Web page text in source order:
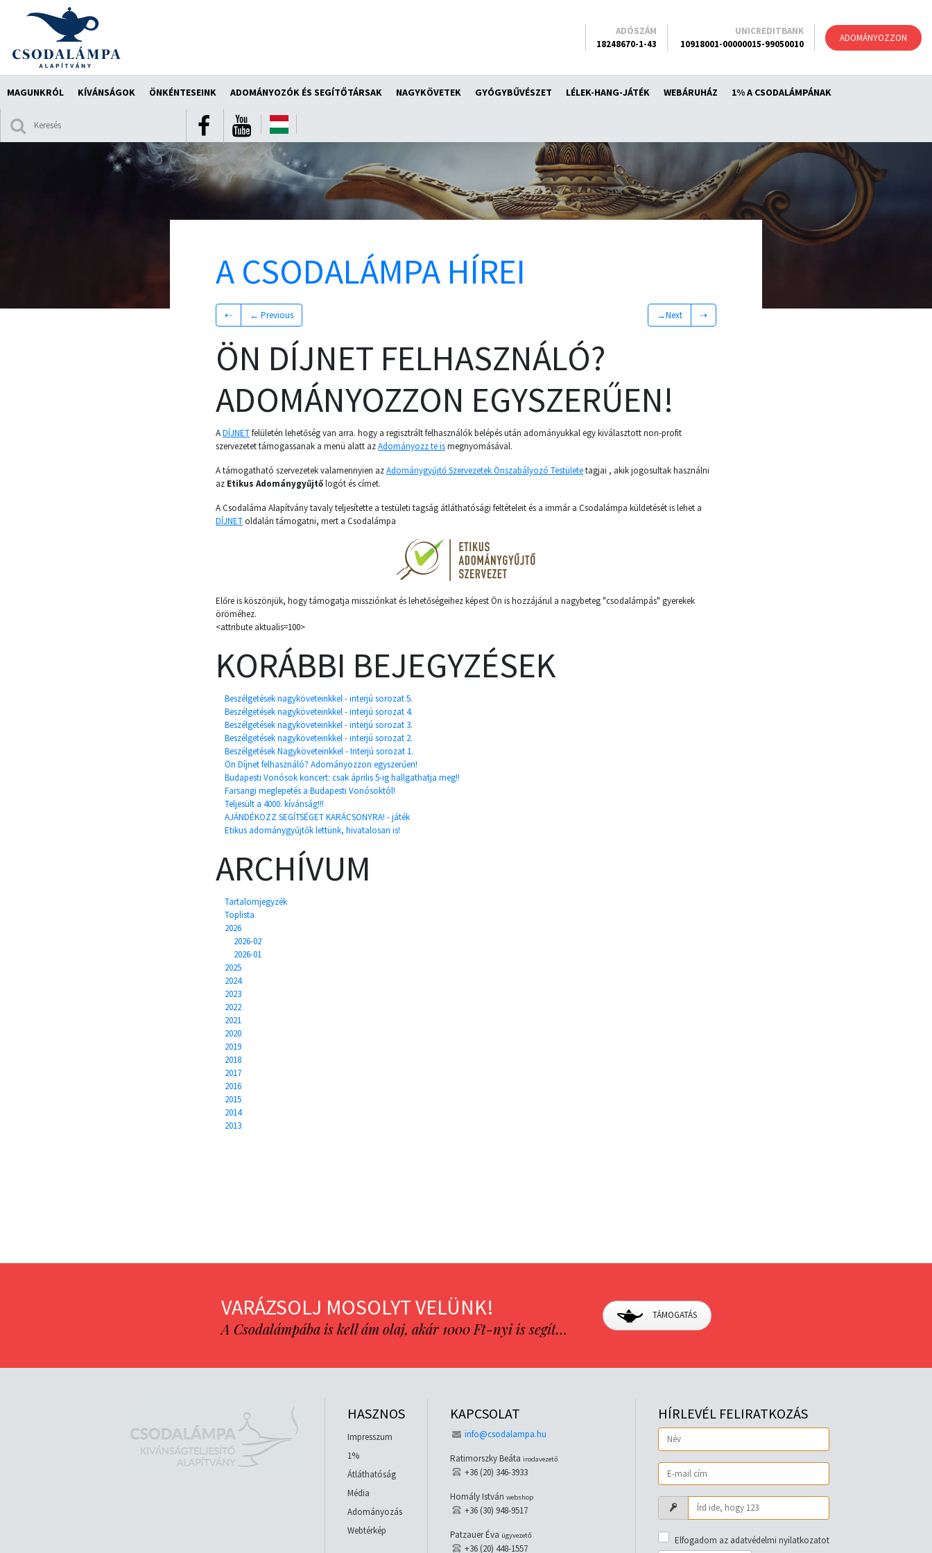
ADOMÁNYOZZON
MAGUNKRÓL KÍVÁNSÁGOK ÖNKÉNTESEINK ADOMÁNYOZÓK ÉS SEGÍTŐTÁRSAK NAGYKÖVETEK GYÓGYBŰVÉSZET LÉLEK-HANG-JÁTÉK WEBÁRUHÁZ 1% A CSODALÁMPÁNAK
ADÓSZÁM
18248670-1-43
UNICREDITBANK
10918001-00000015-99050010
A CSODALÁMPA HÍREI
⇠ ← Previous →Next ⇢
ÖN DÍJNET FELHASZNÁLÓ?
ADOMÁNYOZZON EGYSZERŰEN!
ADÍJNETfelületén lehetőség van arra. hogy a regisztrált felhasználók belépés után adományukkal egy kiválasztott non-profit
szervezetet támogassanak a menü alatt azAdományozz te ismegnyomásával.
A támogatható szervezetek valamennyien azAdománygyűjtő Szervezetek Önszabályozó Testületetagjai , akik jogosultak használni
az Etikus Adománygyűjtőlogót és címet.
A Csodaláma Alapítvány tavaly teljesítette a testületi tagság átláthatósági feltételeit és a immár a Csodalámpa küldetését is lehet a
DÍJNEToldalán támogatni, mert a Csodalámpa
Előre is köszönjük, hogy támogatja missziónkat és lehetőségeihez képest Ön is hozzájárul a nagybeteg "csodalámpás" gyerekek
öröméhez.
<attribute aktualis=100>
KORÁBBI BEJEGYZÉSEK
Beszélgetések nagyköveteinkkel - interjú sorozat 5.
Beszélgetések nagyköveteinkkel - interjú sorozat 4.
Beszélgetések nagyköveteinkkel - interjú sorozat 3.
Beszélgetések nagyköveteinkkel - interjú sorozat 2.
Beszélgetések Nagyköveteinkkel - Interjú sorozat 1.
Ön Díjnet felhasználó? Adományozzon egyszerűen!
Budapesti Vonósok koncert: csak április 5-ig hallgathatja meg!!
Farsangi meglepetés a Budapesti Vonósoktól!
Teljesült a 4000. kívánság!!!
AJÁNDÉKOZZ SEGÍTSÉGET KARÁCSONYRA! - játék
Etikus adománygyűjtők lettünk, hivatalosan is!
ARCHÍVUM
Tartalomjegyzék
Toplista
2026
2026-02
2026-01
2025
2024
2023
2022
2021
2020
2019
2018
2017
2016
2015
2014
2013
VARÁZSOLJ MOSOLYT VELÜNK!
A Csodalámpába is kell ám olaj, akár 1000 Ft-nyi is segít…
TÁMOGATÁS
HASZNOS
Impresszum
1%
Átláthatóság
Média
Adományozás
Webtérkép
KAPCSOLAT
info@csodalampa.hu
Ratimorszky Beáta irodavezető
+36 (20) 346-3933
Homály István webshop
+36 (30) 948-9517
Patzauer Éva ügyvezető
+36 (20) 448-1557
HÍRLEVÉL FELIRATKOZÁS
Elfogadom az adatvédelmi nyilatkozatot